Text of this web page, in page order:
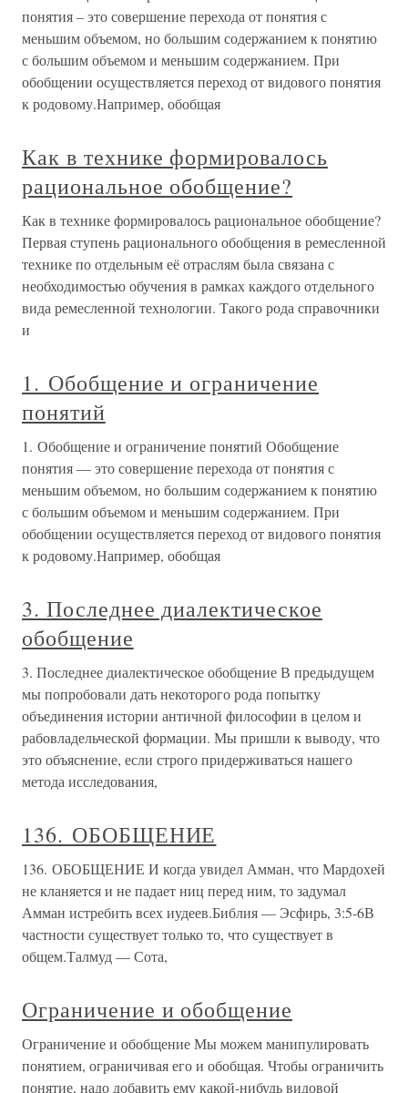
понятия – это совершение перехода от понятия с
меньшим объемом, но большим содержанием к понятию
с большим объемом и меньшим содержанием. При
обобщении осуществляется переход от видового понятия
к родовому.Например, обобщая
Как в технике формировалось
рациональное обобщение?
Как в технике формировалось рациональное обобщение?
Первая ступень рационального обобщения в ремесленной
технике по отдельным её отраслям была связана с
необходимостью обучения в рамках каждого отдельного
вида ремесленной технологии. Такого рода справочники
и
1. Обобщение и ограничение
понятий
1. Обобщение и ограничение понятий Обобщение
понятия — это совершение перехода от понятия с
меньшим объемом, но большим содержанием к понятию
с большим объемом и меньшим содержанием. При
обобщении осуществляется переход от видового понятия
к родовому.Например, обобщая
3. Последнее диалектическое
обобщение
3. Последнее диалектическое обобщение В предыдущем
мы попробовали дать некоторого рода попытку
объединения истории античной философии в целом и
рабовладельческой формации. Мы пришли к выводу, что
это объяснение, если строго придерживаться нашего
метода исследования,
136. ОБОБЩЕНИЕ
136. ОБОБЩЕНИЕ И когда увидел Амман, что Мардохей
не кланяется и не падает ниц перед ним, то задумал
Амман истребить всех иудеев.Библия — Эсфирь, 3:5-6В
частности существует только то, что существует в
общем.Талмуд — Сота,
Ограничение и обобщение
Ограничение и обобщение Мы можем манипулировать
понятием, ограничивая его и обобщая. Чтобы ограничить
понятие, надо добавить ему какой-нибудь видовой